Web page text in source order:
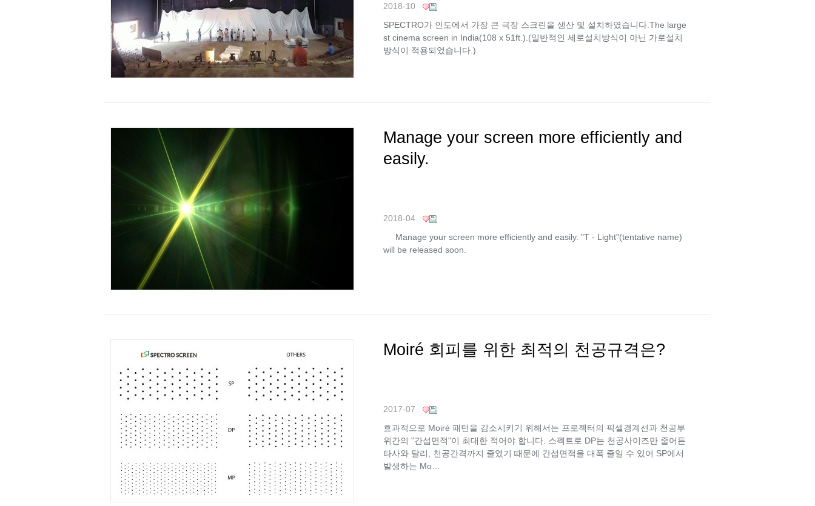
2018-10
SPECTRO가 인도에서 가장 큰 극장 스크린을 생산 및 설치하였습니다.The large
st cinema screen in India(108 x 51ft.).(일반적인 세로설치방식이 아닌 가로설치
방식이 적용되었습니다.)
Manage your screen more efficiently and
easily.
2018-04
Manage your screen more efficiently and easily. "T - Light"(tentative name)
will be released soon.
Moiré 회피를 위한 최적의 천공규격은?
2017-07
효과적으로 Moiré 패턴을 감소시키기 위해서는 프로젝터의 픽셀경계선과 천공부
위간의 "간섭면적"이 최대한 적어야 합니다. 스펙트로 DP는 천공사이즈만 줄어든
타사와 달리, 천공간격까지 줄였기 때문에 간섭면적을 대폭 줄일 수 있어 SP에서
발생하는 Mo…